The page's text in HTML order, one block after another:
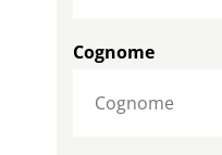
Cognome